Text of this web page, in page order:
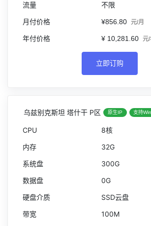
不限
¥856.80 元/月
¥ 10,281.60 元
立即订购
乌兹别克斯坦 塔什干 P区 原生IP 支持
8核
32G
300G
0G
SSD云盘
100M